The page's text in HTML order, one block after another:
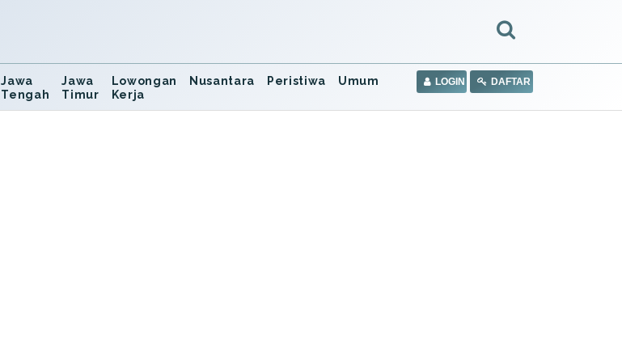
Jawa
Tengah
Jawa
Timur
Lowongan
Kerja
Nusantara Peristiwa Umum LOGIN DAFTAR